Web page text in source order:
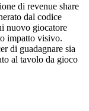
di revenue share
dal codice
nuovo giocatore
impatto visivo.
di guadagnare sia
al tavolo da gioco